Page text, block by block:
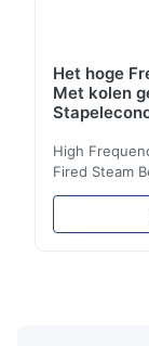
Het hoge
Met kolen
High
Fired Steam
Coil Boiler
the energy
reduce the